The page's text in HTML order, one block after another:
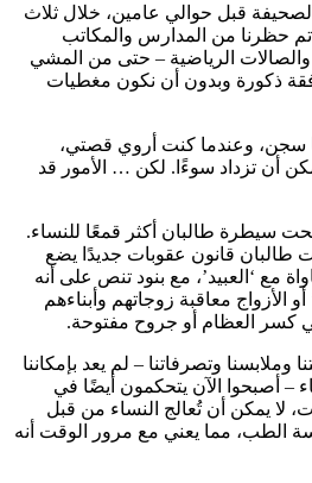
قبل حوالي عامين، خلال ثلاث
حظرنا من المدارس والمكاتب
والصالات الرياضية – حتى من المشي
ذكورة وبدون أن نكون مغطيات
سجن، وعندما كنت أروي قصتي،
أن تزداد سوءًا. لكن … الأمور قد
سيطرة طالبان أكثر قمعًا للنساء.
طالبان قانون عقوبات جديدًا يضع
مع ‘العبيد’، مع بنود تنص على أنه
الأزواج معاقبة زوجاتهم وأبناءهم
في كسر العظام أو جروح مفتوحة.
وتصرفاتنا – لم يعد بإمكاننا
– أصبحوا الآن يتحكمون أيضًا في
لا يمكن أن تُعالج النساء من قبل
الطب، مما يعني مع مرور الوقت أنه